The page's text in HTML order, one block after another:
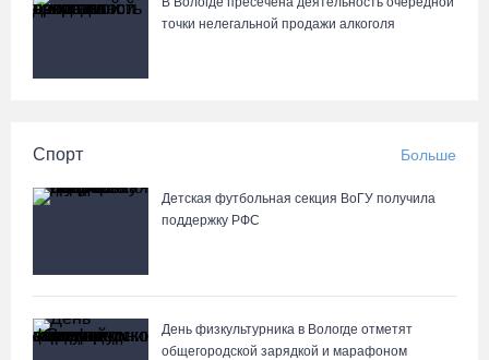
точки нелегальной продажи алкоголя
Спорт Больше
Детская футбольная секция ВоГУ получила
поддержку РФС
День физкультурника в Вологде отметят
общегородской зарядкой и марафоном